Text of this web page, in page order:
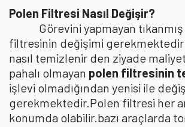
Polen Filtresi Nasıl Değişir?
Görevini yapmayan
filtresinin değişimi
nasıl temizlenir den ziyade
pahalı olmayan polen filtresinin
işlevi olmadığından yenisi ile
gerekmektedir.Polen filtresi her
konumda olabilir.bazı araçlarda